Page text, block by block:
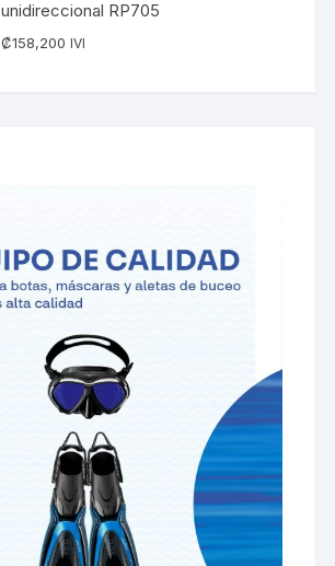
unidireccional RP705
₡158,200 IVI